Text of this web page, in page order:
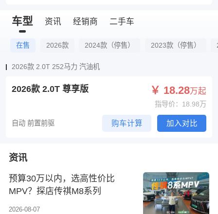
车型 资讯 经销商 二手车
在售 2026款 2024款（停售） 2023款（停售）
2026款 2.0T 252马力 汽油机
2026款 2.0T 尊享版 ￥ 18.28万起
指导价：18.98万
自动 前置前驱 购车计算 加入对比
资讯
预算30万以内，选高性价比
MPV？探店传祺M8系列
2026-08-07